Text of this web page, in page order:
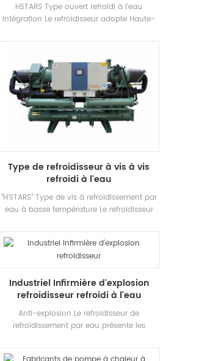
HSTARS Type ouvert refroidi à l'eau
Intégration Le refroidisseur adopte Haute-
de commande électroniques, équipé d'un
excellent condenseur de refroidissement et
d'un évaporateur
Type de refroidisseur à vis à vis
refroidi à l'eau
"H'STARS" Type de vis à refroidissement par
eau à basse température Le refroidisseur
réfrigération et l'industrie refroidissement. Il
faut une gamme complète de modèles
répondant aux exigences de la capacité de
refroidissement différente et de la
température Exigences. Marque: H'STARS
Industriel Infirmière d'explosion
refroidisseur refroidi à l'eau
Anti-explosion Le refroidisseur de
refroidissement par eau présente les
explosion, une sécurité accrue, de l'huile,